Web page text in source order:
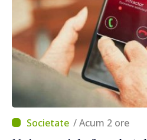
/ Acum 2 ore